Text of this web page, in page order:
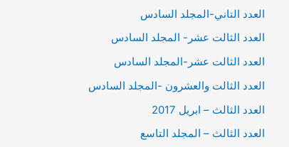
العدد التاني-المجلد السادس
العدد الثالت عشر- المجلد السادس
العدد الثالت عشر-المجلد السادس
العدد الثالت والعشرون -المجلد السادس
العدد الثالث – ابريل 2017
العدد الثالث – المجلد التاسع